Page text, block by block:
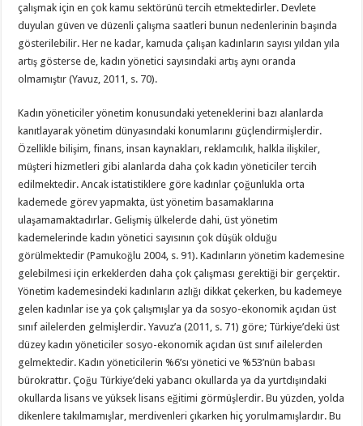
çalışmak için en çok kamu sektörünü tercih etmektedirler. Devlete
duyulan güven ve düzenli çalışma saatleri bunun nedenlerinin başında
gösterilebilir. Her ne kadar, kamuda çalışan kadınların sayısı yıldan yıla
artış gösterse de, kadın yönetici sayısındaki artış aynı oranda
olmamıştır (Yavuz, 2011, s. 70).
Kadın yöneticiler yönetim konusundaki yeteneklerini bazı alanlarda
kanıtlayarak yönetim dünyasındaki konumlarını güçlendirmişlerdir.
Özellikle bilişim, finans, insan kaynakları, reklamcılık, halkla ilişkiler,
müşteri hizmetleri gibi alanlarda daha çok kadın yöneticiler tercih
edilmektedir. Ancak istatistiklere göre kadınlar çoğunlukla orta
kademede görev yapmakta, üst yönetim basamaklarına
ulaşamamaktadırlar. Gelişmiş ülkelerde dahi, üst yönetim
kademelerinde kadın yönetici sayısının çok düşük olduğu
görülmektedir (Pamukoğlu 2004, s. 91). Kadınların yönetim kademesine
gelebilmesi için erkeklerden daha çok çalışması gerektiği bir gerçektir.
Yönetim kademesindeki kadınların azlığı dikkat çekerken, bu kademeye
gelen kadınlar ise ya çok çalışmışlar ya da sosyo-ekonomik açıdan üst
sınıf ailelerden gelmişlerdir. Yavuz’a (2011, s. 71) göre; Türkiye’deki üst
düzey kadın yöneticiler sosyo-ekonomik açıdan üst sınıf ailelerden
gelmektedir. Kadın yöneticilerin %6’sı yönetici ve %53’nün babası
bürokrattır. Çoğu Türkiye’deki yabancı okullarda ya da yurtdışındaki
okullarda lisans ve yüksek lisans eğitimi görmüşlerdir. Bu yüzden, yolda
dikenlere takılmamışlar, merdivenleri çıkarken hiç yorulmamışlardır. Bu